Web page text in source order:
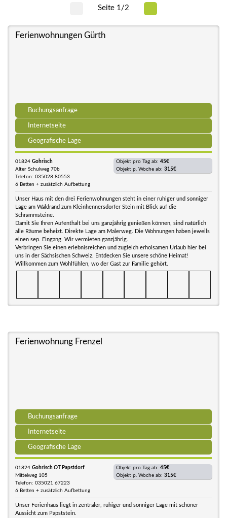
Seite 1/2
Ferienwohnungen Gürth
Buchungsanfrage
Internetseite
Geografische Lage
01824 Gohrisch
Alter Schulweg 70b
Telefon: 035028 80553
6 Betten + zusätzlich Aufbettung
Objekt pro Tag ab: 45€
Objekt p. Woche ab: 315€
Unser Haus mit den drei Ferienwohnungen steht in einer ruhiger und sonniger
Lage am Waldrand zum Kleinhennersdorfer Stein mit Blick auf die
Schrammsteine.
Damit Sie Ihren Aufenthalt bei uns ganzjährig genießen können, sind natürlich
alle Räume beheizt. Direkte Lage am Malerweg. Die Wohnungen haben jeweils
einen sep. Eingang. Wir vermieten ganzjährig.
Verbringen Sie einen erlebnisreichen und zugleich erholsamen Urlaub hier bei
uns in der Sächsischen Schweiz. Entdecken Sie unsere schöne Heimat!
Willkommen zum Wohlfühlen, wo der Gast zur Familie gehört.
Ferienwohnung Frenzel
Buchungsanfrage
Internetseite
Geografische Lage
01824 Gohrisch OT Papstdorf
Mittelweg 105
Telefon: 035021 67223
6 Betten + zusätzlich Aufbettung
Objekt pro Tag ab: 45€
Objekt p. Woche ab: 315€
Unser Ferienhaus liegt in zentraler, ruhiger und sonniger Lage mit schöner
Aussicht zum Papststein.